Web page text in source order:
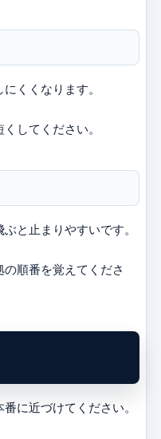
くくなります。
してください。
と止まりやすいです。
順番を覚えてくださ
に近づけてください。